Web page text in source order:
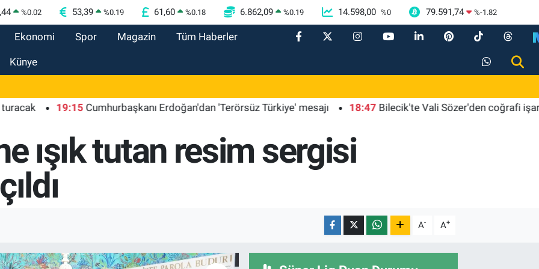
%0.02 53,39 %0.19 61,60 %0.18 6.862,09 %0.19 14.598,00 %0 79.591,74 %-1.82
Ekonomi Spor Magazin Tüm Haberler
Künye
19:15 Cumhurbaşkanı Erdoğan'dan 'Terörsüz Türkiye' mesajı 18:47 Bilecik'te Vali Sözer'den coğrafi işaretli
ışık tutan resim sergisi
A- A+